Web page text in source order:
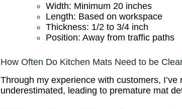
Width: Minimum 20 inches
Length: Based on workspace
Thickness: 1/2 to 3/4 inch
Position: Away from traffic paths
How Often Do Kitchen Mats Need to be
Through my experience with customers,
underestimated, leading to premature mat